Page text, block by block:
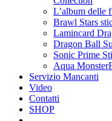
L’album delle
Brawl Stars
Lamincard
Dragon Ball
Sonic Prime
Aqua
Servizio Mancanti
Video
Contatti
SHOP